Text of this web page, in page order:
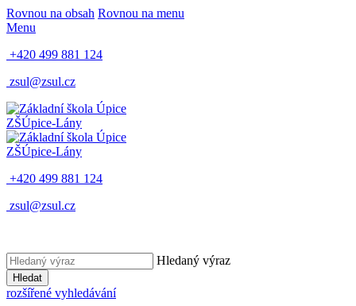
Rovnou na obsah Rovnou na menu
Menu
+420 499 881 124
zsul@zsul.cz
ZŠÚpice-Lány
ZŠÚpice-Lány
+420 499 881 124
zsul@zsul.cz
Hledaný výraz
Hledat
rozšířené vyhledávání